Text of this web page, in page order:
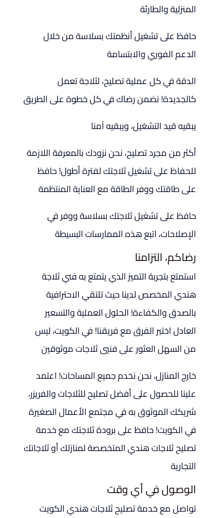
المنزلية والطارئة
حافظ على تشغيل أنظمتك بسلاسة من خلال
الدعم الفوري والابتسامة
الدقة في كل عملية تصليح، لثلاجة تعمل
كالجديدة! نضمن رضاك ​​في كل خطوة على الطريق
يبقيه قيد التشغيل، ويبقيه آمنا
أكثر من مجرد تصليح، نحن نزودك بالمعرفة اللازمة
للحفاظ على تشغيل ثلاجتك لفترة أطول! حافظ
على طاقتك ووفر الطاقة مع العناية المنتظمة
حافظ على تشغيل ثلاجتك بسلاسة ووفر في
الإصلاحات، اتبع هذه الممارسات البسيطة
رضاكم، التزامنا
استمتع بتجربة التميز الذي يتمتع به فني ثلاجة
هندي المخصص لدينا حيث تلتقي الاحترافية
بالصدق والكفاءة! الحلول العملية والتسعير
العادل اختبر الفرق مع فريقنا! في الكويت، ليس
من السهل العثور على فنيي ثلاجات موثوقين
خارج المنازل، نحن نخدم جميع المساحات! اعتمد
علينا للحصول على أفضل تصليح للثلاجات والفريزر،
شريكك الموثوق به في مجتمع الأعمال الصغيرة
في الكويت! حافظ على برودة ثلاجتك مع خدمة
تصليح ثلاجات هندي المتخصصة لمنازلك أو ثلاجاتك
التجارية
الوصول في أي وقت
تواصل مع خدمة تصليح ثلاجات هندي الكويت